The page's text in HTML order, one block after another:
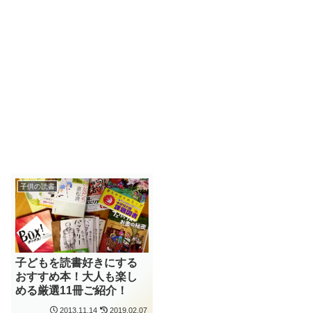
子供の読書
子どもを読書好きにする
おすすめ本！大人も楽し
める厳選11冊ご紹介！
2013.11.14 2019.02.07